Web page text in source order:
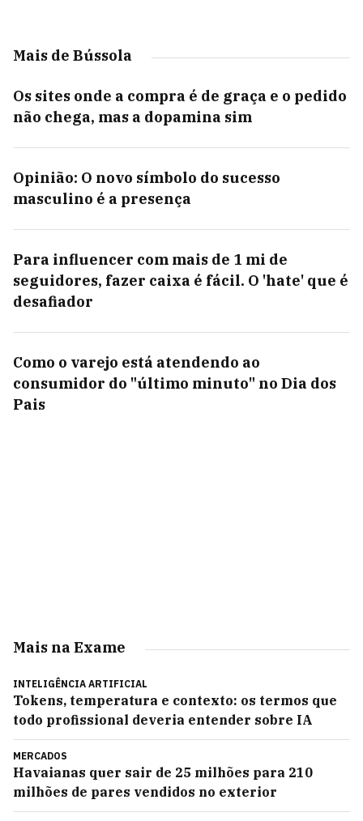
Mais de Bússola
Os sites onde a compra é de graça e o pedido
não chega, mas a dopamina sim
Opinião: O novo símbolo do sucesso
masculino é a presença
Para influencer com mais de 1 mi de
seguidores, fazer caixa é fácil. O 'hate' que é
desafiador
Como o varejo está atendendo ao
consumidor do "último minuto" no Dia dos
Pais
Mais na Exame
INTELIGÊNCIA ARTIFICIAL
Tokens, temperatura e contexto: os termos que
todo profissional deveria entender sobre IA
MERCADOS
Havaianas quer sair de 25 milhões para 210
milhões de pares vendidos no exterior